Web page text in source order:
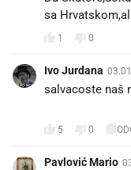
sa
1 0
Ivo Jurdana
salvacoste naš
5 0
Pavlović Mario